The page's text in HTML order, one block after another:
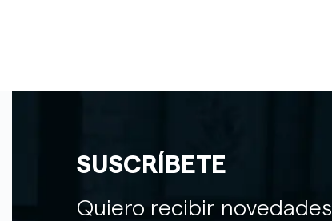
SUSCRÍBETE
Quiero recibir novedades